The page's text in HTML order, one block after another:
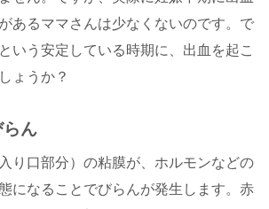
あるママさんは少なくないのです。で
いう安定している時期に、出血を起こ
ょうか？
ん
り口部分）の粘膜が、ホルモンなどの
になることでびらんが発生します。赤